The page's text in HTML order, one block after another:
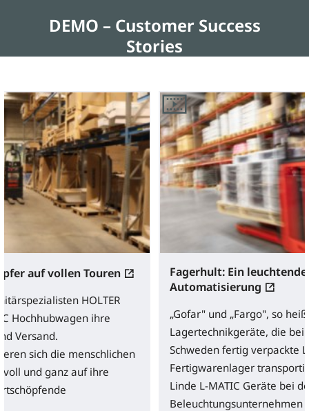
DEMO – Customer Success
Stories
auf vollen Touren
HOLTER
Hochhubwagen ihre
Versand.
sich die menschlichen
und ganz auf ihre
Fagerhult: Ein
Automatisierung
„Gofar" und „Fargo", so
Lagertechnikgeräte, die bei
Schweden fertig verpackte
Fertigwarenlager
Linde L-MATIC Geräte bei
Beleuchtungsunternehmen